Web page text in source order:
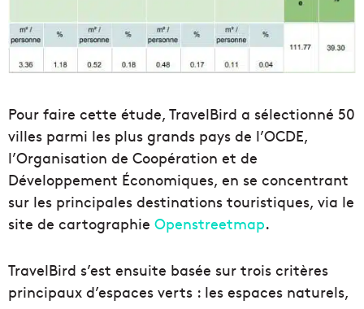
Pour faire cette étude, TravelBird a sélectionné 50
villes parmi les plus grands pays de l’OCDE,
l’Organisation de Coopération et de
Développement Économiques, en se concentrant
sur les principales destinations touristiques, via le
site de cartographie Openstreetmap.
TravelBird s’est ensuite basée sur trois critères
principaux d’espaces verts : les espaces naturels,